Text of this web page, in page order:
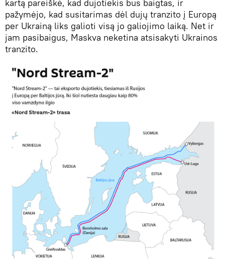
kartą pareiškė, kad dujotiekis bus baigtas, ir
pažymėjo, kad susitarimas dėl dujų tranzito į Europą
per Ukrainą liks galioti visą jo galiojimo laiką. Net ir
jam pasibaigus, Maskva neketina atsisakyti Ukrainos
tranzito.